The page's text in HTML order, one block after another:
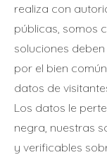
realiza con
públicas, somos
soluciones
por el bien
datos de
Los datos le
negra, nuestras
y verificables